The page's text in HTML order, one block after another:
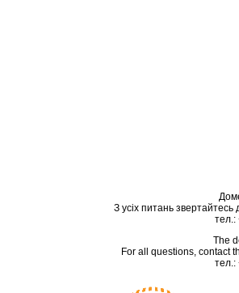
З усіх питань звертайтесь
тел.:
The
For all questions, contact
тел.: